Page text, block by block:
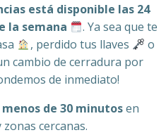
está disponible las 24
la semana
. Ya sea que te
, perdido tus llaves
o
cambio de cerradura por
de inmediato!
de 30 minutosen
cercanas.